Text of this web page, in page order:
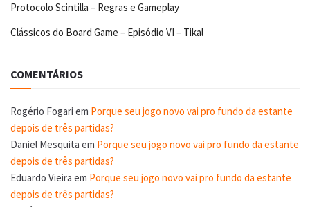
Protocolo Scintilla – Regras e Gameplay
Clássicos do Board Game – Episódio VI – Tikal
COMENTÁRIOS
Rogério Fogari em Porque seu jogo novo vai pro fundo da estante
depois de três partidas?
Daniel Mesquita em Porque seu jogo novo vai pro fundo da estante
depois de três partidas?
Eduardo Vieira em Porque seu jogo novo vai pro fundo da estante
depois de três partidas?